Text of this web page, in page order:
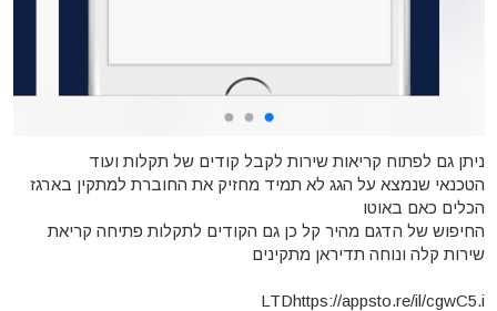
ניתן גם לפתוח קריאות שירות לקבל קודים של תקלות ועוד
הטכנאי שנמצא על הגג לא תמיד מחזיק את החוברת למתקין בארגז
הכלים כאם באוטו
החיפוש של הדגם מהיר קל כן גם הקודים לתקלות פתיחה קריאת
שירות קלה ונוחה תדיראן מתקינים
LTDhttps://appsto.re/il/cgwC5.i